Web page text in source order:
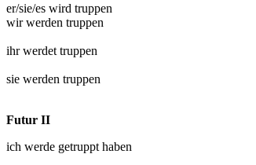
er/sie/es wird truppen
wir werden truppen
ihr werdet truppen
sie werden truppen
Futur II
ich werde getruppt haben